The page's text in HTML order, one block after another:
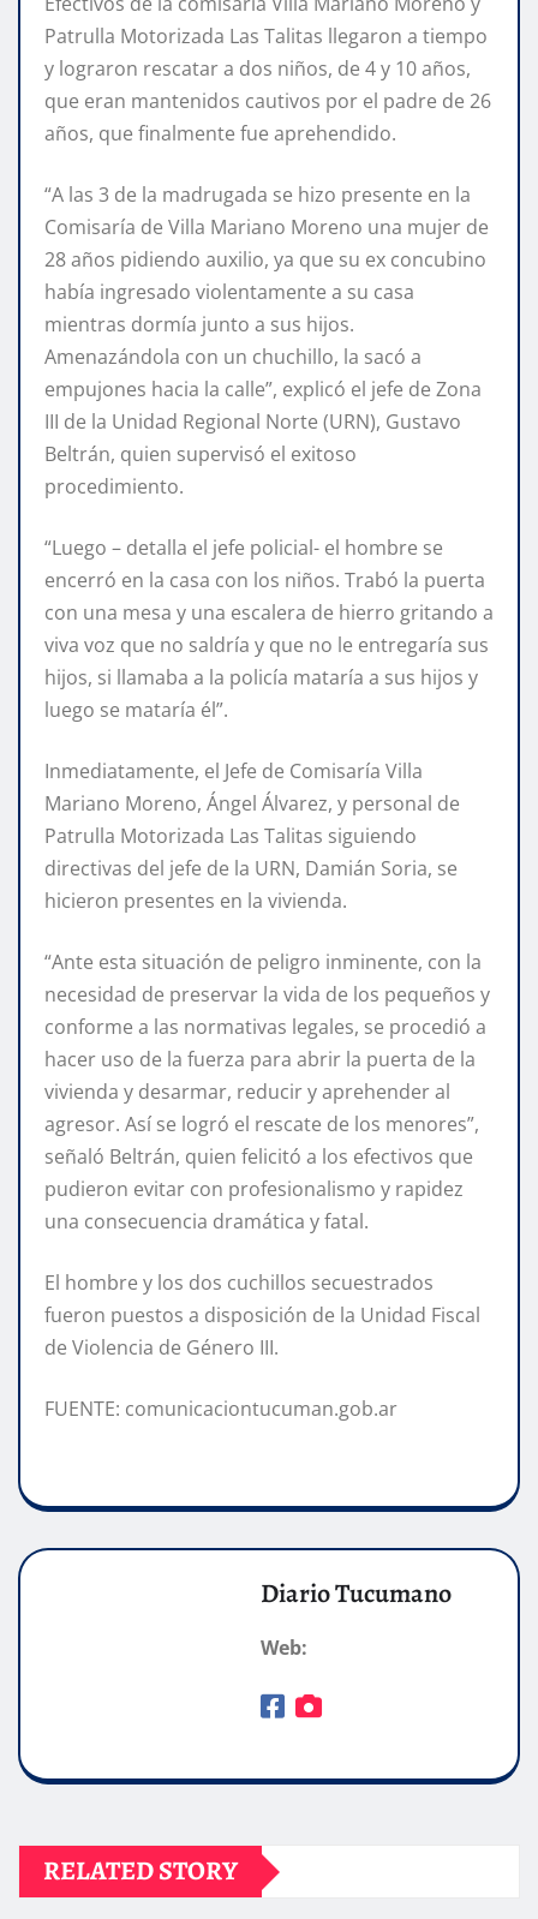
Patrulla Motorizada Las Talitas llegaron a tiempo
y lograron rescatar a dos niños, de 4 y 10 años,
que eran mantenidos cautivos por el padre de 26
años, que finalmente fue aprehendido.
“A las 3 de la madrugada se hizo presente en la
Comisaría de Villa Mariano Moreno una mujer de
28 años pidiendo auxilio, ya que su ex concubino
había ingresado violentamente a su casa
mientras dormía junto a sus hijos.
Amenazándola con un chuchillo, la sacó a
empujones hacia la calle”, explicó el jefe de Zona
III de la Unidad Regional Norte (URN), Gustavo
Beltrán, quien supervisó el exitoso
procedimiento.
“Luego – detalla el jefe policial- el hombre se
encerró en la casa con los niños. Trabó la puerta
con una mesa y una escalera de hierro gritando a
viva voz que no saldría y que no le entregaría sus
hijos, si llamaba a la policía mataría a sus hijos y
luego se mataría él”.
Inmediatamente, el Jefe de Comisaría Villa
Mariano Moreno, Ángel Álvarez, y personal de
Patrulla Motorizada Las Talitas siguiendo
directivas del jefe de la URN, Damián Soria, se
hicieron presentes en la vivienda.
“Ante esta situación de peligro inminente, con la
necesidad de preservar la vida de los pequeños y
conforme a las normativas legales, se procedió a
hacer uso de la fuerza para abrir la puerta de la
vivienda y desarmar, reducir y aprehender al
agresor. Así se logró el rescate de los menores”,
señaló Beltrán, quien felicitó a los efectivos que
pudieron evitar con profesionalismo y rapidez
una consecuencia dramática y fatal.
El hombre y los dos cuchillos secuestrados
fueron puestos a disposición de la Unidad Fiscal
de Violencia de Género III.
FUENTE: comunicaciontucuman.gob.ar
Diario Tucumano
Web:
RELATED STORY